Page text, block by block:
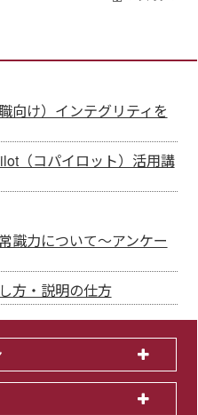
向け）インテグリティを
（コパイロット）活用講
識力について～アンケー
方・説明の仕方